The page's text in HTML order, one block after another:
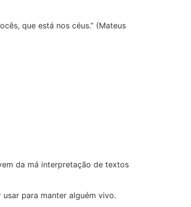
que está nos céus.” (Mateus
da má interpretação de textos
para manter alguém vivo.